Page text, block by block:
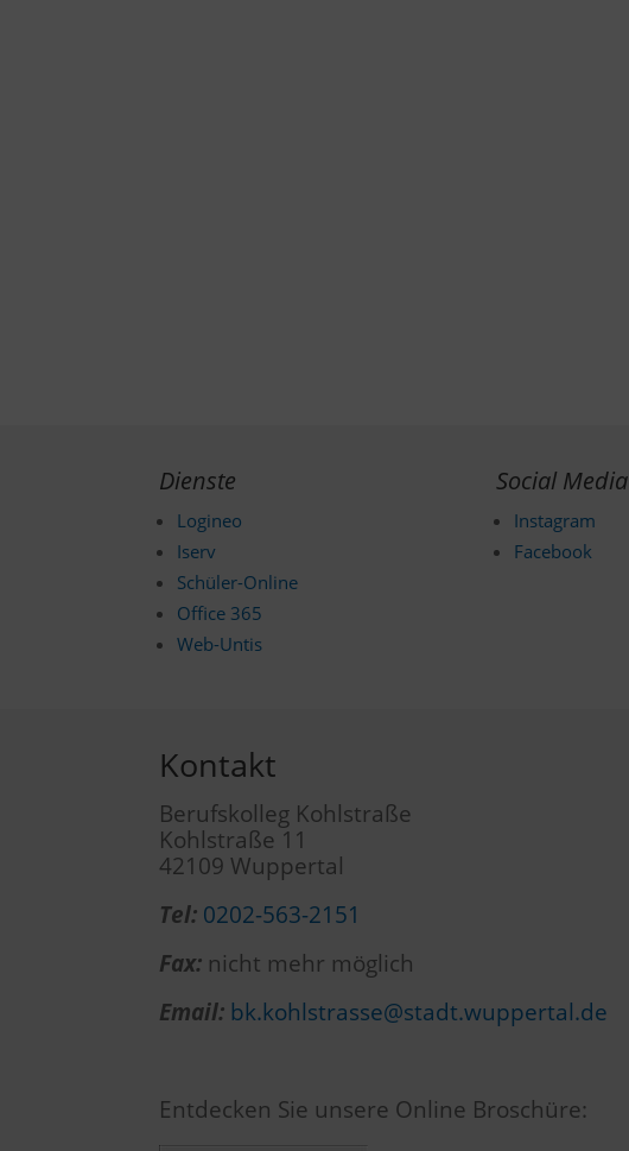
Dienste
Logineo
Iserv
Schüler-Online
Office 365
Web-Untis
Social Media
Instagram
Facebook
Kontakt
Berufskolleg Kohlstraße
Kohlstraße 11
42109 Wuppertal
Tel: 0202-563-2151
Fax: nicht mehr möglich
Email: bk.kohlstrasse@stadt.wuppertal.de
Entdecken Sie unsere Online Broschüre: